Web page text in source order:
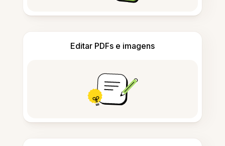
Editar PDFs e imagens